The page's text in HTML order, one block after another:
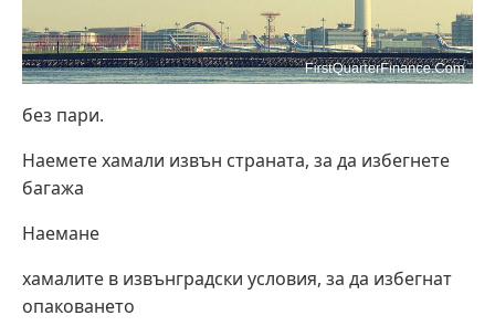
без пари.
Наемете хамали извън страната, за да избегнете
багажа
Наемане
хамалите в извънградски условия, за да избегнат
опаковането